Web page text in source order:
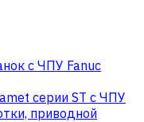
с ЧПУ Fanuc
серии ST с ЧПУ
приводной